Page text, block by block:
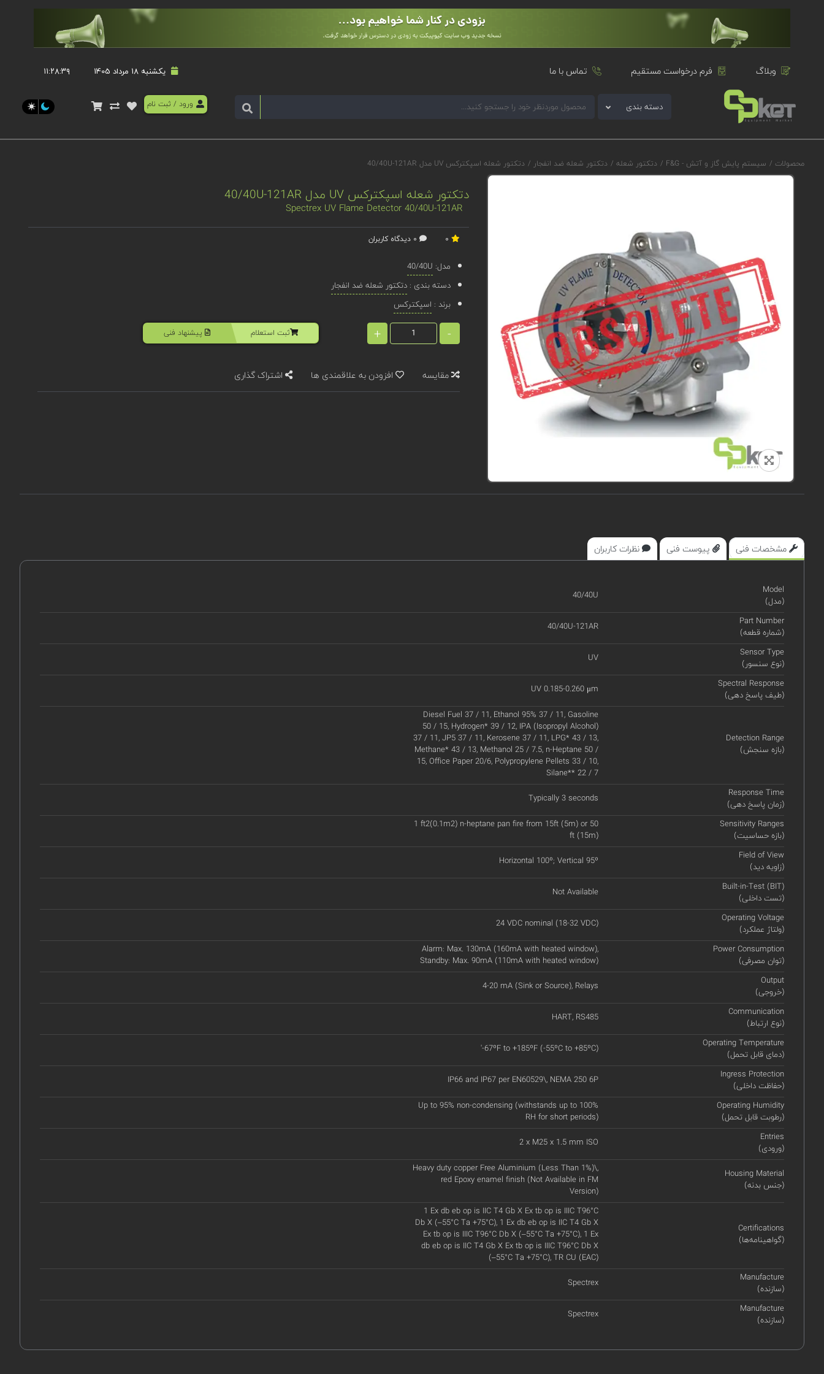
وبلاگ فرم درخواست مستقیم تماس با ما یکشنبه 18 مرداد 1405 ۱۱:۲۸:۴۰
دسته بندی ورود / ثبت نام
محصولات / سیستم پایش گاز و آتش - F&G / دتکتور شعله / دتکتور شعله ضد انفجار / دتکتور شعله اسپکترکس UV مدل 40/40U-121AR
دتکتور شعله اسپکترکس UV مدل 40/40U-121AR
Spectrex UV Flame Detector 40/40U-121AR
مدل: 40/40U
دسته بندی :دتکتور شعله ضد انفجار
برند : اسپکترکس
-
+ ثبت استعلام پیشنهاد فنی
مقایسه افزودن به علاقمندی ها اشتراک گذاری
مشخصات فنی پیوست فنی نظرات کاربران
Model
(مدل)
40/40U
Part Number
(شماره قطعه)
40/40U-121AR
Sensor Type
(نوع سنسور)
UV
Spectral Response
(طیف پاسخ دهی)
UV 0.185-0.260 μm
Detection Range
(بازه سنجش)
Diesel Fuel 37 / 11, Ethanol 95% 37 / 11, Gasoline
50 / 15, Hydrogen* 39 / 12, IPA (Isopropyl Alcohol)
37 / 11, JP5 37 / 11, Kerosene 37 / 11, LPG* 43 / 13,
Methane* 43 / 13, Methanol 25 / 7.5, n-Heptane 50 /
15, Office Paper 20/6, Polypropylene Pellets 33 / 10,
Silane** 22 / 7
Response Time
(زمان پاسخ دهی)
Typically 3 seconds
Sensitivity Ranges
(بازه حساسیت)
1 ft2(0.1m2) n-heptane pan fire from 15ft (5m) or 50
ft (15m)
Field of View
(زاویه دید)
Horizontal 100º; Vertical 95º
Built-in-Test (BIT)
(تست داخلی)
Not Available
Operating Voltage
(ولتاژ عملکرد)
24 VDC nominal (18-32 VDC)
Power Consumption
(توان مصرفی)
Alarm: Max. 130mA (160mA with heated window),
Standby: Max. 90mA (110mA with heated window)
Output
(خروجی)
4-20 mA (Sink or Source), Relays
Communication
(نوع ارتباط)
HART, RS485
Operating Temperature
(دمای قابل تحمل)
'-67ºF to +185ºF (-55ºC to +85ºC)
Ingress Protection
(حفاظت داخلی)
IP66 and IP67 per EN60529\, NEMA 250 6P
Operating Humidity
(رطوبت قابل تحمل)
Up to 95% non-condensing (withstands up to 100%
RH for short periods)
Entries
(ورودی)
2 x M25 x 1.5 mm ISO
Housing Material
(جنس بدنه)
Heavy duty copper Free Aluminium (Less Than 1%)\,
red Epoxy enamel finish (Not Available in FM
Version)
Certifications
(گواهینامه‌ها)
1 Ex db eb op is IIC T4 Gb X Ex tb op is IIIC T96°C
Db X (–55°C Ta +75°C), 1 Ex db eb op is IIC T4 Gb X
Ex tb op is IIIC T96°C Db X (–55°C Ta +75°C), 1 Ex
db eb op is IIC T4 Gb X Ex tb op is IIIC T96°C Db X
(–55°C Ta +75°C), TR CU (EAC)
Manufacture
(سازنده)
Spectrex
Manufacture
(سازنده)
Spectrex